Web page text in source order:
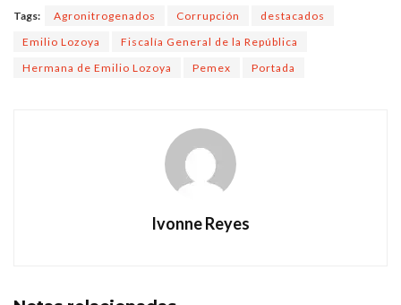
Tags: Agronitrogenados Corrupción
destacados
Emilio Lozoya
Fiscalía General de la República
Hermana de Emilio Lozoya
Pemex Portada
Ivonne Reyes